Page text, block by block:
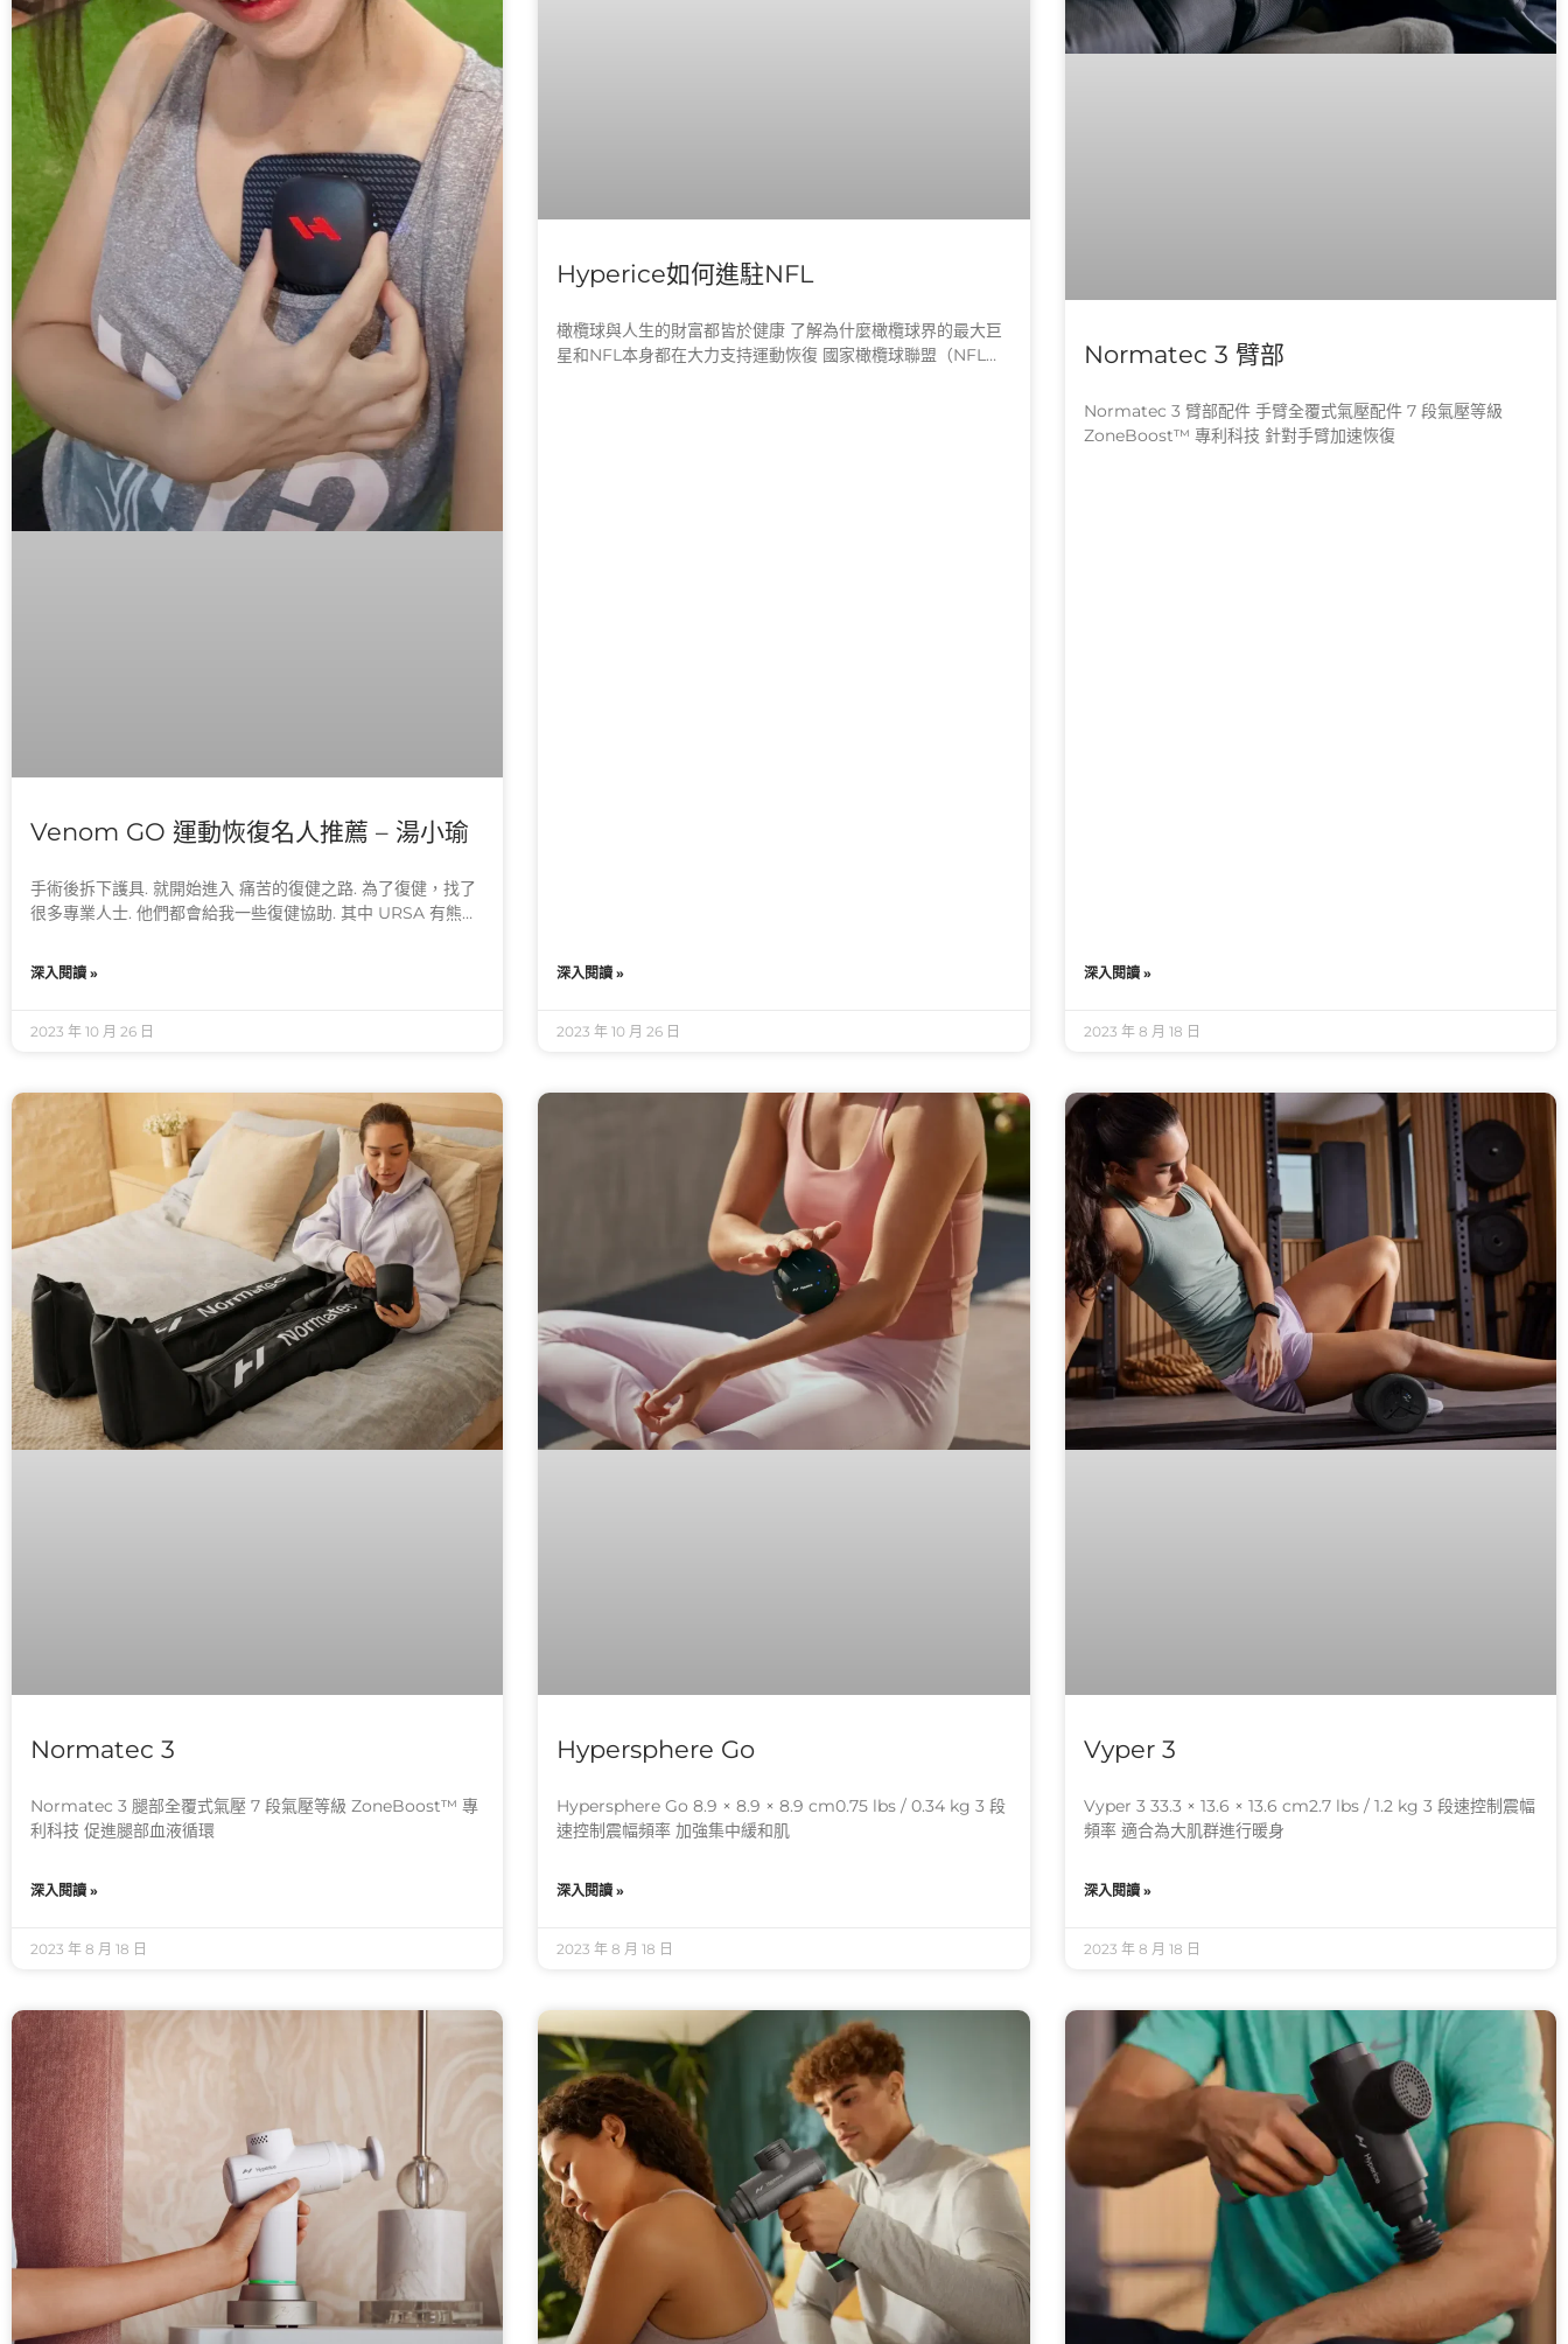
Venom GO 運動恢復名人推薦 – 湯小瑜
手術後拆下護具. 就開始進入 痛苦的復健之路. 為了復健，找了
很多專業人士. 他們都會給我一些復健協助. 其中 URSA 有熊運
深入閱讀 »
2023 年 10 月 26 日
Hyperice如何進駐NFL
橄欖球與人生的財富都皆於健康 了解為什麼橄欖球界的最大巨
星和NFL本身都在大力支持運動恢復 國家橄欖球聯盟（NFL）
深入閱讀 »
2023 年 10 月 26 日
Normatec 3 臂部
Normatec 3 臂部配件 手臂全覆式氣壓配件 7 段氣壓等級
ZoneBoost™ 專利科技 針對手臂加速恢復
深入閱讀 »
2023 年 8 月 18 日
Normatec 3
Normatec 3 腿部全覆式氣壓 7 段氣壓等級 ZoneBoost™ 專
利科技 促進腿部血液循環
深入閱讀 »
2023 年 8 月 18 日
Hypersphere Go
Hypersphere Go 8.9 × 8.9 × 8.9 cm0.75 lbs / 0.34 kg 3 段
速控制震幅頻率 加強集中緩和肌
深入閱讀 »
2023 年 8 月 18 日
Vyper 3
Vyper 3 33.3 × 13.6 × 13.6 cm2.7 lbs / 1.2 kg 3 段速控制震幅
頻率 適合為大肌群進行暖身
深入閱讀 »
2023 年 8 月 18 日